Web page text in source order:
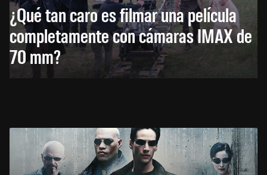
¿Qué tan caro es filmar una película
completamente con cámaras IMAX de
70 mm?